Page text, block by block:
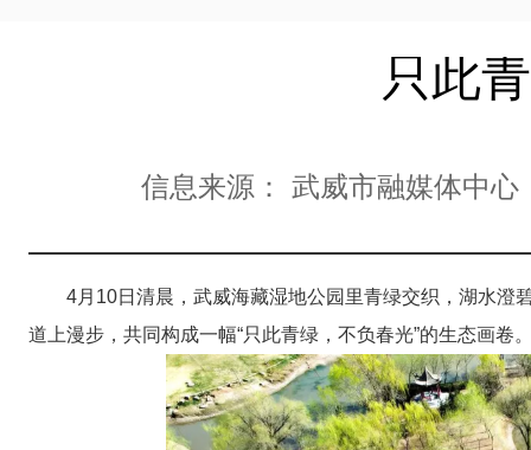
只此
信息来源： 武威市融媒体中心
4月10日清晨，武威海藏湿地公园里青绿交织，湖水澄
道上漫步，共同构成一幅“只此青绿，不负春光”的生态画卷